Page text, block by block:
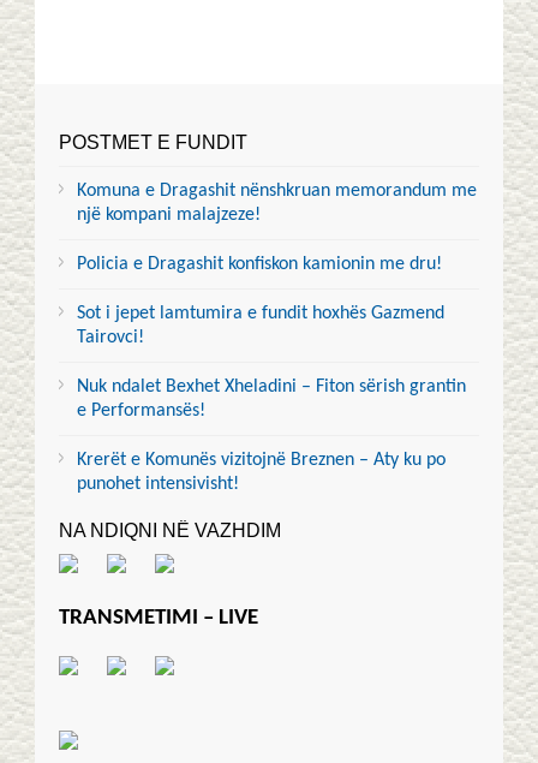
POSTMET E FUNDIT
Komuna e Dragashit nënshkruan memorandum me
një kompani malajzeze!
Policia e Dragashit konfiskon kamionin me dru!
Sot i jepet lamtumira e fundit hoxhës Gazmend
Tairovci!
Nuk ndalet Bexhet Xheladini – Fiton sërish grantin
e Performansës!
Krerët e Komunës vizitojnë Breznen – Aty ku po
punohet intensivisht!
NA NDIQNI NË VAZHDIM
TRANSMETIMI – LIVE